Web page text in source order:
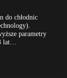
do chłodnic
parametry
lat…